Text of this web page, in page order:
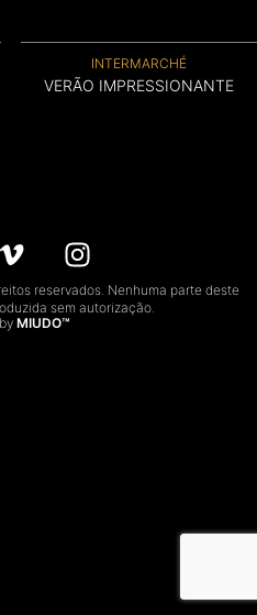
INTERMARCHÉ
VERÃO IMPRESSIONANTE
reservados. Nenhuma parte deste
sem autorização.
MIUDO™